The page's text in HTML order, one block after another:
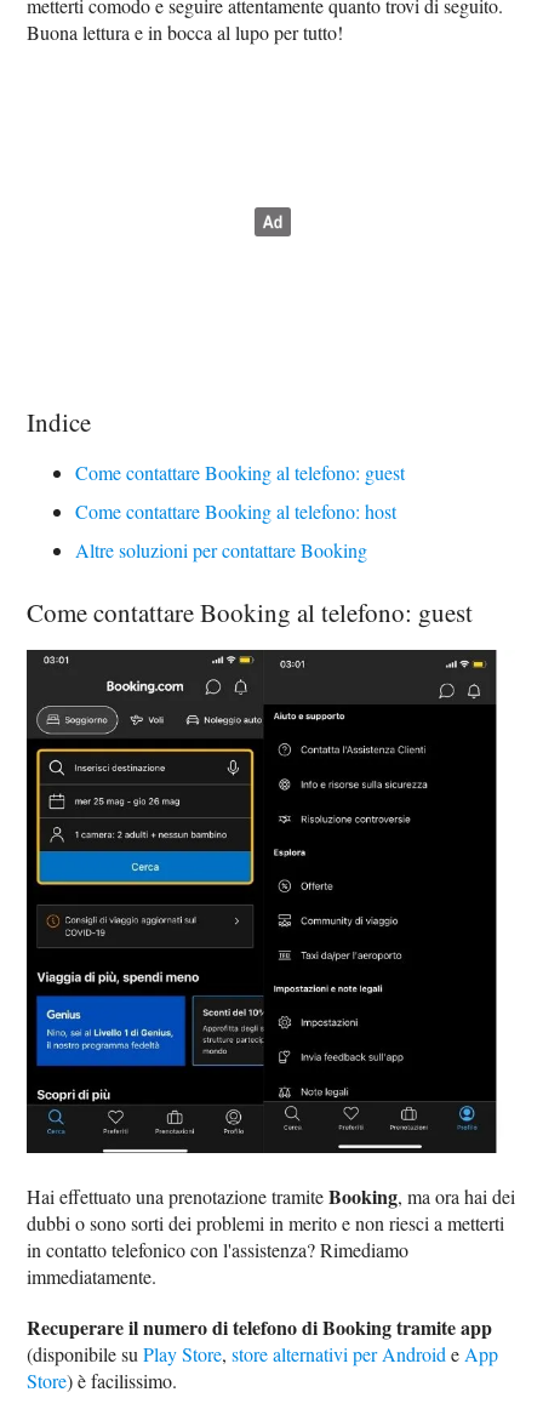
metterti comodo e seguire attentamente quanto trovi di seguito.
Buona lettura e in bocca al lupo per tutto!
Indice
Come contattare Booking al telefono: guest
Come contattare Booking al telefono: host
Altre soluzioni per contattare Booking
Come contattare Booking al telefono: guest
Hai effettuato una prenotazione tramiteBooking, ma ora hai dei
dubbi o sono sorti dei problemi in merito e non riesci a metterti
in contatto telefonico con l'assistenza? Rimediamo
immediatamente.
Recuperare il numero di telefono di Booking tramite app
(disponibile suPlay Store,store alternativi per Android e App
Store) è facilissimo.